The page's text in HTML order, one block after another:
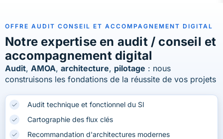
OFFRE AUDIT CONSEIL ET ACCOMPAGNEMENT DIGITAL
Notre expertise en audit / conseil et
accompagnement digital
Audit, AMOA, architecture, pilotage : nous
construisons les fondations de la réussite de vos projets
Audit technique et fonctionnel du SI
Cartographie des flux clés
Recommandation d'architectures modernes